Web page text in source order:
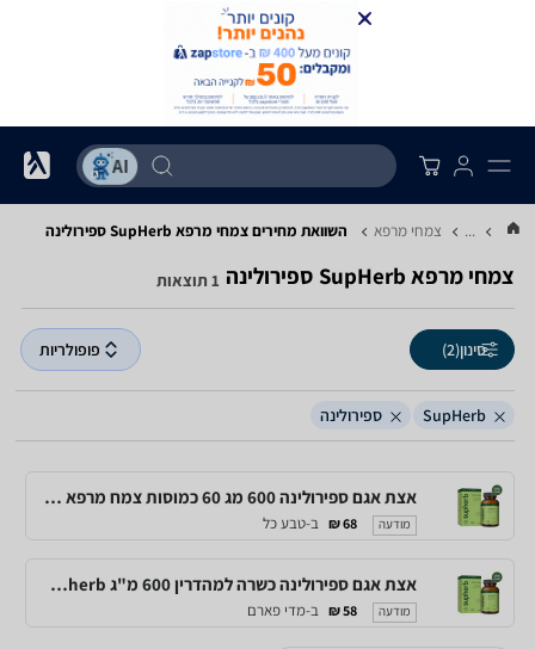
... צמחי מרפא השוואת מחירים צמחי מרפא ‏SupHerb ‏ספירולינה
צמחי מרפא ‏SupHerb ‏ספירולינה 1 תוצאות
סינון(2) פופולריות
SupHerb ספירולינה
אצת אגם ספירולינה 600 מג 60 כמוסות צמח מרפא SuperHerb
מודעה 68 ₪ ב-טבע כל
אצת אגם ספירולינה כשרה למהדרין 600 מ"ג supherb
מודעה 58 ₪ ב-מדי פארם